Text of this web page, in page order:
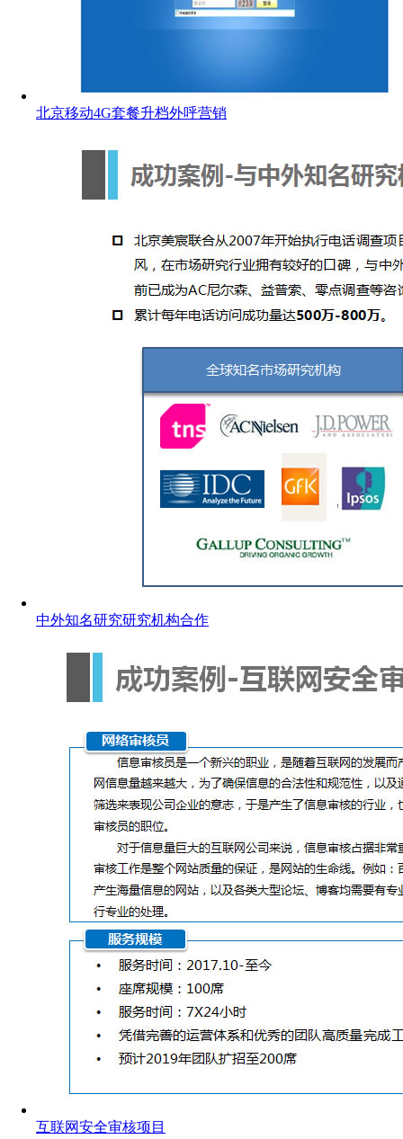
北京移动4G套餐升档外呼营销
中外知名研究研究机构合作
互联网安全审核项目